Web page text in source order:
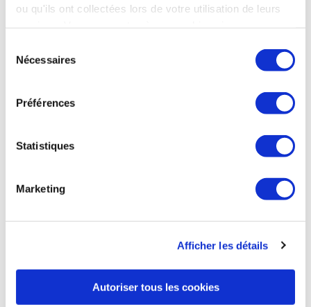
ou qu'ils ont collectées lors de votre utilisation de leurs
Nécessaires
Préférences
Statistiques
Marketing
Afficher les détails
Autoriser tous les cookies
INTERNATIONAL
INTERNATIONAL
Boeing annonce avoir livré 60 avions au mois de juin 2025,
depuis 7 ans. Le groupe a enregistré 116 commandes brutes
32 pour le groupe britannique IAG (British Airways). Après
Ensemble de la presse du 9 juillet 2025